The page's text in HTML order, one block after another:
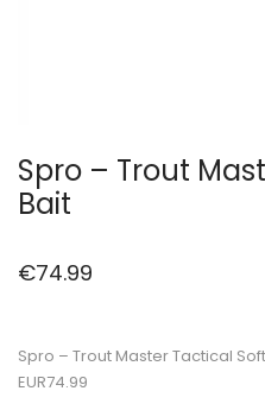
Spro – Trout
Bait
€74.99
Spro – Trout Master Tactical
EUR74.99